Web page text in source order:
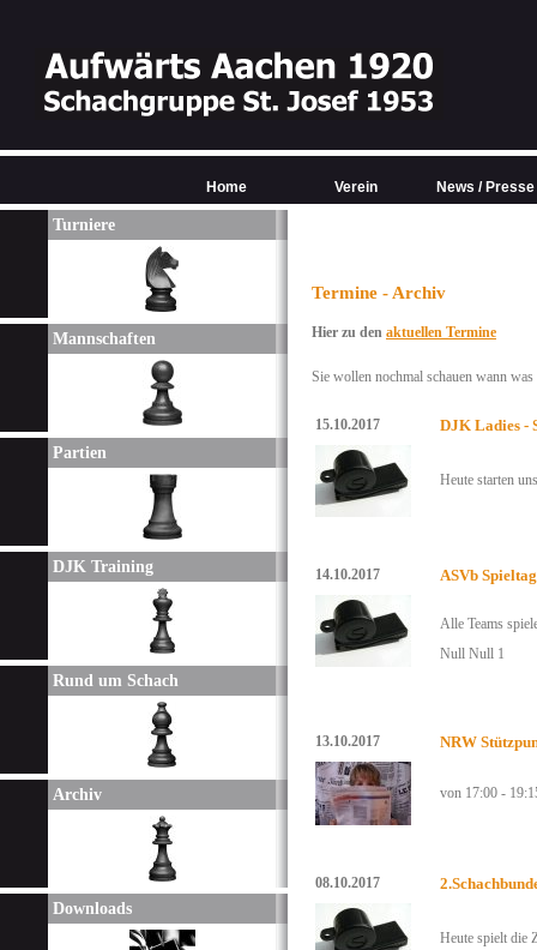
Turniere
Mannschaften
Partien
DJK Training
Rund um Schach
Archiv
Downloads
Termine - Archiv
Hier zu den aktuellen Termine
Sie wollen nochmal schauen wann
15.10.2017 DJK Ladies -
Heute starten
14.10.2017 ASVb
Alle Teams
Null Null 1
13.10.2017 NRW
von 17:00 -
08.10.2017
Heute spielt die
Home Verein News / Presse